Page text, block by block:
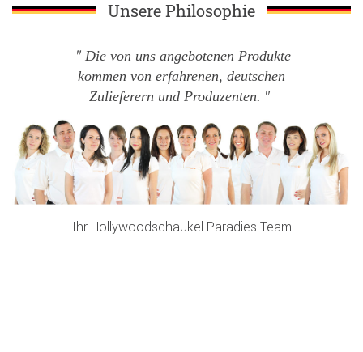
Unsere Philosophie
Die von uns angebotenen Produkte
kommen von erfahrenen, deutschen
Zulieferern und Produzenten.
Ihr Hollywoodschaukel Paradies Team